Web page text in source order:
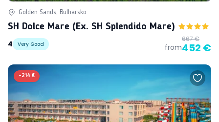
Golden Sands, Bulharsko
SH Dolce Mare (ex. SH Splendido Mare)
4
Very Good from
667 €
452 €
-214 €